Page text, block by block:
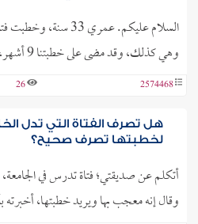
وهي كذلك، وقد مضى على خطبتنا 9 أشهر، اتفقنا على الزواج..
2574468
26
هل تصرف الفتاة التي تدل
لخطبتها تصرف صحيح؟
أتكلم عن صديقتي؛ فتاة تدرس في
وقال إنه معجب بها ويريد خطبتها، أخبرته